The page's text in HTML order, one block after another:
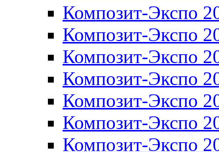
Композит-Экспо
Композит-Экспо
Композит-Экспо
Композит-Экспо
Композит-Экспо
Композит-Экспо
Композит-Экспо